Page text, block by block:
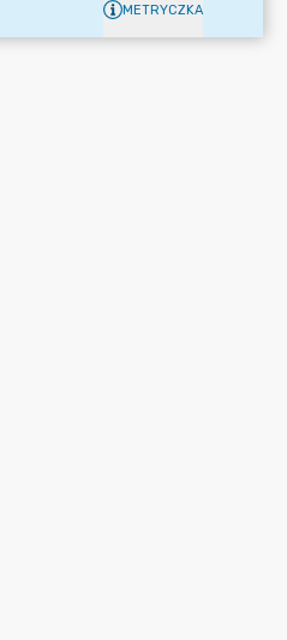
METRYCZKA